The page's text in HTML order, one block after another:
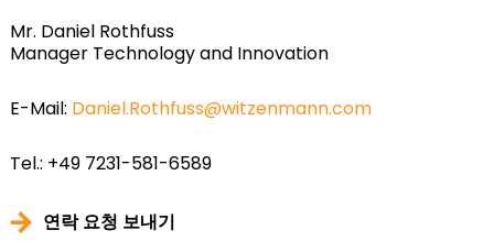
Mr. Daniel Rothfuss
Manager Technology and Innovation
E-Mail: Daniel.Rothfuss@witzenmann.com
Tel.: +49 7231-581-6589
연락 요청 보내기